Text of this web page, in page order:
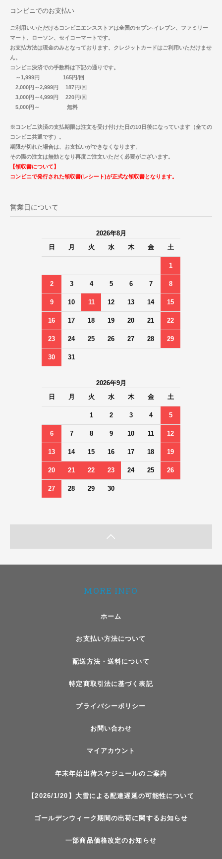
コンビニでのお支払い
ご利用いいただけるコンビニエンスストアは全国のセブン-イレブン、ファミリー
マート、ローソン、セイコーマートです。
お支払方法は現金のみとなっております、クレジットカードはご利用いただけませ
ん。
コンビニ決済での手数料は下記の通りです。
～1,999円 165円/回
2,000円～2,999円 187円/回
3,000円～4,999円 220円/回
5,000円～ 無料
※コンビニ決済の支払期限は注文を受け付けた日の10日後になっています（全ての
コンビニ共通です）。
期限が切れた場合は、お支払いができなくなります。
その際の注文は無効となり再度ご注文いただく必要がございます。
【領収書について】
コンビニで発行された領収書(レシート)が正式な領収書となります。
営業日について
2026年8月
日
月 火 水 木 金 土
1
2 3 4 5 6 7 8
9 10 11 12 13 14 15
16 17 18 19 20 21 22
23 24 25 26 27 28 29
30 31
2026年9月
日
月 火 水 木 金 土
1 2 3 4 5
6 7 8 9 10 11 12
13 14 15 16 17 18 19
20 21 22 23 24 25 26
27 28 29 30
MORE INFO
ホーム
お支払い方法について
配送方法・送料について
特定商取引法に基づく表記
プライバシーポリシー
お問い合わせ
マイアカウント
年末年始出荷スケジュールのご案内
【2026/1/20】大雪による配達遅延の可能性について
ゴールデンウィーク期間の出荷に関するお知らせ
一部商品価格改定のお知らせ